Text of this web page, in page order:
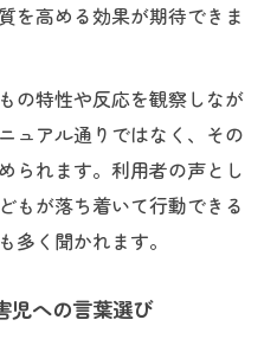
を高める効果が期待できま
の特性や反応を観察しなが
ュアル通りではなく、その
られます。利用者の声とし
もが落ち着いて行動できる
多く聞かれます。
児への言葉選び